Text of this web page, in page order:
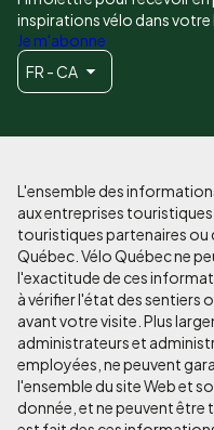
inspirations vélo dans
Je m'abonne
FR - CA
L'ensemble des
aux entreprises
touristiques partenaires ou
Québec. Vélo Québec ne
l'exactitude de ces
à vérifier l'état des sentiers
avant votre visite. Plus
administrateurs et
employées, ne peuvent
l'ensemble du site Web et
donnée, et ne peuvent être